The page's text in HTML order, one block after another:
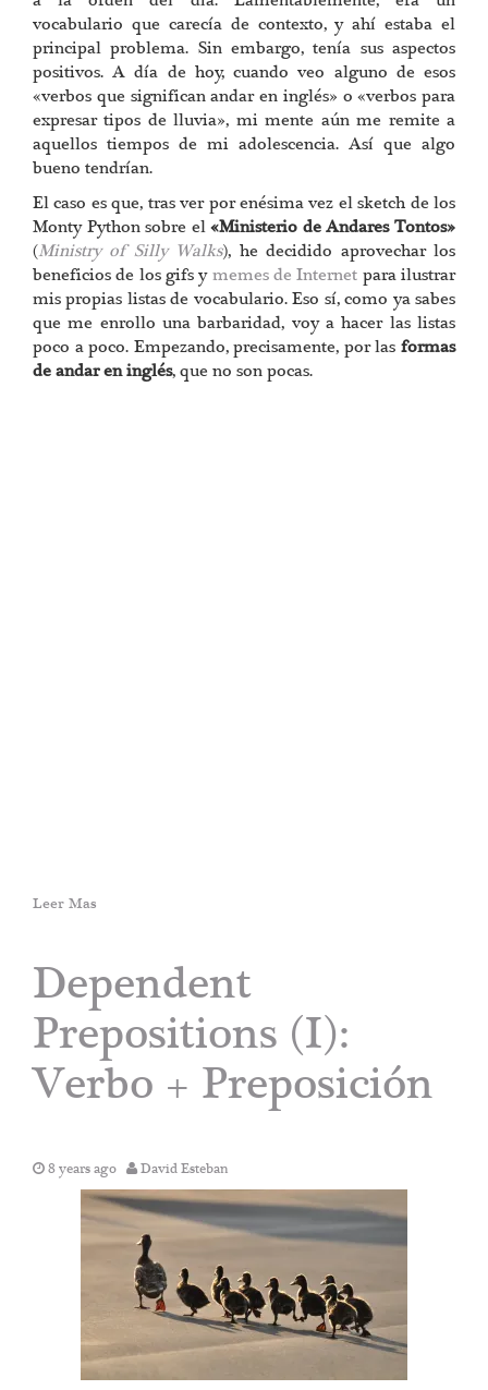
vocabulario que carecía de contexto, y ahí estaba el
principal problema. Sin embargo, tenía sus aspectos
positivos. A día de hoy, cuando veo alguno de esos
«verbos que significan andar en inglés» o «verbos para
expresar tipos de lluvia», mi mente aún me remite a
aquellos tiempos de mi adolescencia. Así que algo
bueno tendrían.
El caso es que, tras ver por enésima vez el sketch de los
Monty Python sobre el«Ministerio de Andares Tontos»
(Ministry of Silly Walks), he decidido aprovechar los
beneficios de los gifs ymemes de Internet para ilustrar
mis propias listas de vocabulario. Eso sí, como ya sabes
que me enrollo una barbaridad, voy a hacer las listas
poco a poco. Empezando, precisamente, por las formas
de andar en inglés, que no son pocas.
Leer Mas
Dependent
Prepositions (I):
Verbo + Preposición
8 years ago David Esteban